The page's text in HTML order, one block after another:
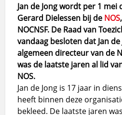
Jan de Jong wordt per 1 mei
Gerard Dielessen bij de NOS
NOCNSF. De Raad van
vandaag besloten dat Jan
algemeen directeur van de
was de laatste jaren al lid
NOS.
Jan de Jong is 17 jaar in
heeft binnen deze
bekleed. De laatste jaren